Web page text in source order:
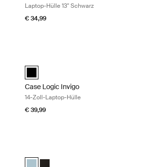
Laptop-Hülle 13'' Schwarz
€ 34,99
black (selected)
Case Logic Invigo
14-Zoll-Laptop-Hülle
€ 39,99
Lila (selected)
Nuanciertes Rot
Boulder Beige
Sleeve Schwarz
Sleeve Horizontgelb
Laptop Sleeve Dark Blue
Case Logic Reflect 14" MacBook®
Case Logic Reflect 14"